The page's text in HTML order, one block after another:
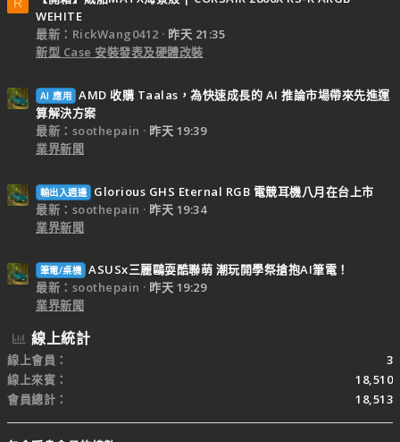
WEHITE
最新：RickWang0412
昨天 21:35
新型 Case 安裝發表及硬體改裝
AI 應用 AMD 收購 Taalas，為快速成長的 AI 推論市場帶來先進運
算解決方案
最新：soothepain
昨天 19:39
業界新聞
輸出入週邊
Glorious GHS Eternal RGB 電競耳機八月在台上市
最新：soothepain
昨天 19:34
業界新聞
筆電/桌機 ASUSx三麗鷗耍酷聯萌 潮玩開學祭搶抱AI筆電！
最新：soothepain
昨天 19:29
業界新聞
線上統計
線上會員
3
線上來賓
18,510
會員總計
18,513